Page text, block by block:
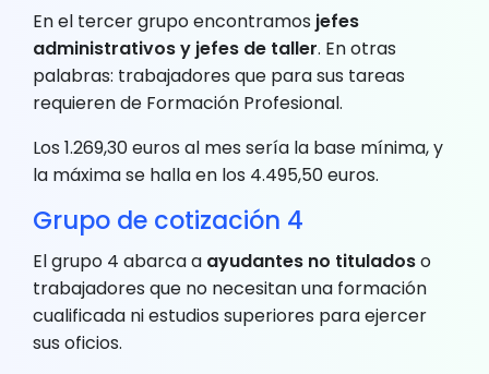
En el tercer grupo encontramos jefes
administrativos y jefes de taller. En otras
palabras: trabajadores que para sus tareas
requieren de Formación Profesional.
Los 1.269,30 euros al mes sería la base mínima, y
la máxima se halla en los 4.495,50 euros.
Grupo de cotización 4
El grupo 4 abarca a ayudantes no tituladoso
trabajadores que no necesitan una formación
cualificada ni estudios superiores para ejercer
sus oficios.